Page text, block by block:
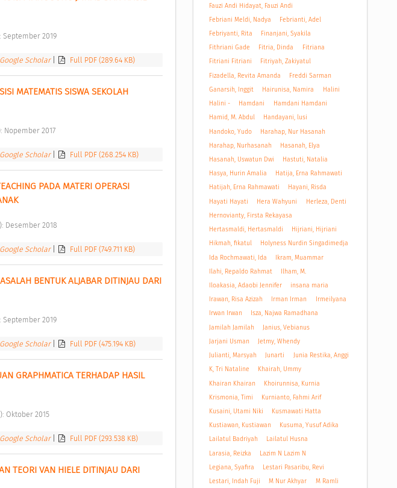
2019
Scholar Full PDF (289.64 KB)
MATEMATIS SISWA SEKOLAH
Nopember 2017
Scholar Full PDF (268.254 KB)
PADA MATERI OPERASI
Desember 2018
Scholar Full PDF (749.711 KB)
BENTUK ALJABAR DITINJAU DARI
2019
Scholar Full PDF (475.194 KB)
GRAPHMATICA TERHADAP HASIL
Oktober 2015
Scholar Full PDF (293.538 KB)
TEORI VAN HIELE DITINJAU DARI
Fauzi Andi Hidayat, Fauzi Andi
Febriani Meldi, Nadya
Febrianti, Adel
Febriyanti, Rita
Finanjani, Syakila
Fithriani Gade
Fitria, Dinda
Fitriana
Fitriani Fitriani
Fitriyah, Zakiyatul
Fizadella, Revita Amanda
Freddi Sarman
Ganarsih, Inggit
Hairunisa, Namira
Halini
Halini -
Hamdani
Hamdani Hamdani
Hamid, M. Abdul
Handayani, lusi
Handoko, Yudo
Harahap, Nur Hasanah
Harahap, Nurhasanah
Hasanah, Elya
Hasanah, Uswatun Dwi
Hastuti, Natalia
Hasya, Hurin Amalia
Hatija, Erna Rahmawati
Hatijah, Erna Rahmawati
Hayani, Risda
Hayati Hayati
Hera Wahyuni
Herleza, Denti
Hernovianty, Firsta Rekayasa
Hertasmaldi, Hertasmaldi
Hijriani, Hijriani
Hikmah, fikatul
Holyness Nurdin Singadimedja
Ida Rochmawati, Ida
Ikram, Muammar
Ilahi, Repaldo Rahmat
Ilham, M.
Iloakasia, Adaobi Jennifer
insana maria
Irawan, Risa Azizah
Irman Irman
Irmeilyana
Irwan Irwan
Isza, Najwa Ramadhana
Jamilah Jamilah
Janius, Vebianus
Jarjani Usman
Jetmy, Whendy
Julianti, Marsyah
Junarti
Junia Restika, Anggi
K, Tri Nataline
Khairah, Ummy
Khairan Khairan
Khoirunnisa, Kurnia
Krismonia, Timi
Kurnianto, Fahmi Arif
Kusaini, Utami Niki
Kusmawati Hatta
Kustiawan, Kustiawan
Kusuma, Yusuf Adika
Lailatul Badriyah
Lailatul Husna
Larasia, Reizka
Lazim N Lazim N
Legiana, Syafira
Lestari Pasaribu, Revi
Lestari, Indah Fuji
M Nur Akhyar
M Ramli